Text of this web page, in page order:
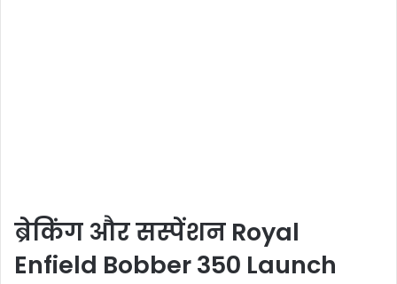
ब्रेकिंग और सस्पेंशन Royal
Enfield Bobber 350 Launch